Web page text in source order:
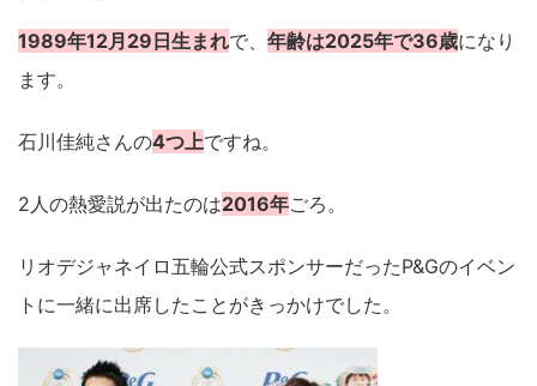
1989年12月29日生まれで、 年齢は2025年で36歳になり
ます。
石川佳純さんの4つ上ですね。
2人の熱愛説が出たのは2016年ごろ。
リオデジャネイロ五輪公式スポンサーだったP&Gのイベン
トに一緒に出席したことがきっかけでした。